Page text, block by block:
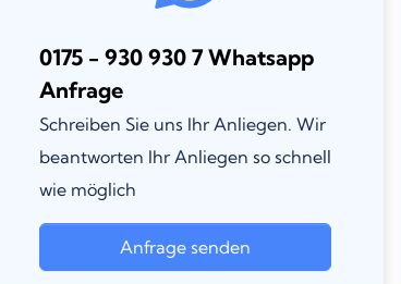
0175 - 930 930 7 Whatsapp
Anfrage
Schreiben Sie uns Ihr Anliegen. Wir
beantworten Ihr Anliegen so schnell
wie möglich
Anfrage senden